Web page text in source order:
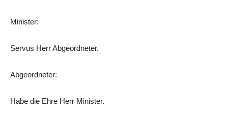
Minister:
Servus Herr Abgeordneter.
Abgeordneter:
Habe die Ehre Herr Minister.